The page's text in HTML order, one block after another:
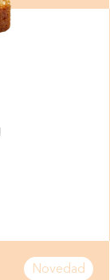
Novedad